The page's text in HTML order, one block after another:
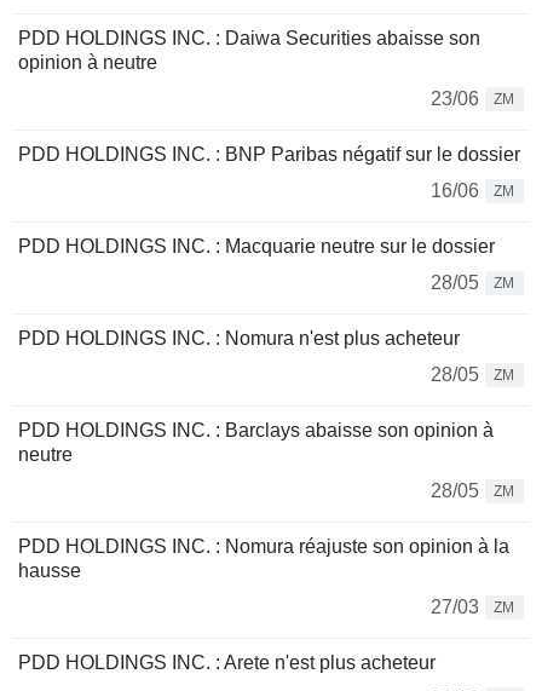
PDD HOLDINGS INC. : Daiwa Securities abaisse son
opinion à neutre
23/06
ZM
PDD HOLDINGS INC. : BNP Paribas négatif sur le dossier
16/06
ZM
PDD HOLDINGS INC. : Macquarie neutre sur le dossier
28/05
ZM
PDD HOLDINGS INC. : Nomura n'est plus acheteur
28/05
ZM
PDD HOLDINGS INC. : Barclays abaisse son opinion à
neutre
28/05
ZM
PDD HOLDINGS INC. : Nomura réajuste son opinion à la
hausse
27/03
ZM
PDD HOLDINGS INC. : Arete n'est plus acheteur